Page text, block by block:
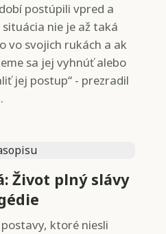
postúpili vpred a
nie je až taká
vo svojich rukách a ak
sa jej vyhnúť alebo
jej postup“ - prezradil
Život plný slávy
ktoré niesli